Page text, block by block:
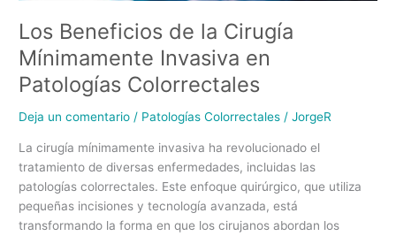
Los Beneficios de la Cirugía
Mínimamente Invasiva en
Patologías Colorrectales
Deja un comentario / Patologías Colorrectales /JorgeR
La cirugía mínimamente invasiva ha revolucionado el
tratamiento de diversas enfermedades, incluidas las
patologías colorrectales. Este enfoque quirúrgico, que utiliza
pequeñas incisiones y tecnología avanzada, está
transformando la forma en que los cirujanos abordan los